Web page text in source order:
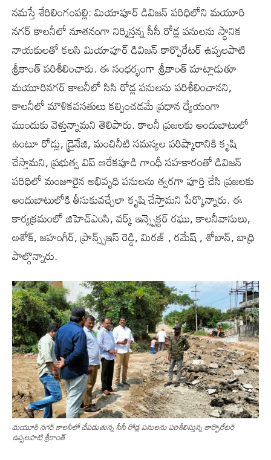
నమస్తే శేరిలింగంపల్లి: మియాపూర్ డివిజన్ పరిధిలోని మయూరి
నగర్ కాలనీలో నూతనంగా నిర్మిస్తన్న సీసీ రోడ్ల పనులను స్ధానిక
నాయకులతో కలసి మియాపూర్ డివిజన్ కార్పొరేటర్ ఉప్పలపాటి
శ్రీకాంత్ పరిశీలించారు. ఈ సంధర్భంగా శ్రీకాంత్ మాట్లాడుతూ
మయూరినగర్ కాలనీలో సిసి రోడ్ల పనులను పరిశీలించానని,
కాలనీలో మౌళికవసతులు కల్పించడమే ప్రధాన ధ్యేయంగా
ముందుకు వెళ్తున్నామని తెలిపారు. కాలనీ ప్రజలకు అందుబాటులో
ఉంటూ రోడ్లు, డ్రైనేజి, మంచినీటి సమస్యల పరిష్కారానికి కృషి
చేస్తామని, ప్రభుత్వ విప్ ఆరేకపూడి గాంధీ సహకారంతో డివిజన్
పరిధిలో మంజూరైన అభివృధి పనులను త్వరగా పూర్తి చేసి ప్రజలకు
అందుబాటులోకి తీసుకువచ్చేలా కృషి చేస్తామని పేర్కొన్నారు. ఈ
కార్యక్రమంలో జిహెచ్ఎంసి, వర్క్ ఇన్స్పెక్టర్ రఘు, కాలనీవాసులు,
అశోక్, జహంగీర్, ప్రాన్స్స్ఇస్ రెడ్డి, మిరజ్ , రమేష్ , శోబాన్, బాధ్రి
పాల్గొన్నారు.
మయూరీ నగర్ కాలనీలో చేపడుతున్న సీసీ రోడ్ల పనులను పరిశీలిస్తున్న కార్పొరేటర్
ఉప్పలపాటి శ్రీకాంత్